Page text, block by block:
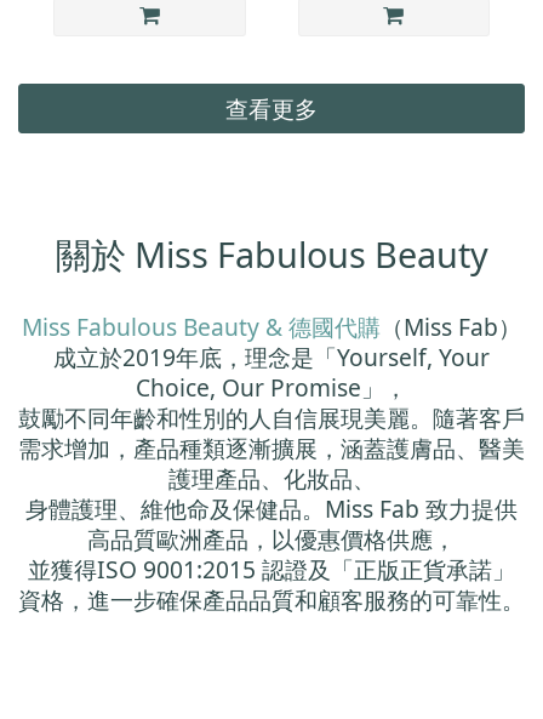
查看更多
關於 Miss Fabulous Beauty
Miss Fabulous Beauty & 德國代購 （Miss Fab）
成立於2019年底，理念是「Yourself, Your
Choice, Our Promise」，
鼓勵不同年齡和性別的人自信展現美麗。隨著客戶
需求增加，產品種類逐漸擴展，涵蓋護膚品、醫美
護理產品、化妝品、
身體護理、維他命及保健品。Miss Fab 致力提供
高品質歐洲產品，以優惠價格供應，
並獲得ISO 9001:2015 認證及「正版正貨承諾」
資格，進一步確保產品品質和顧客服務的可靠性。